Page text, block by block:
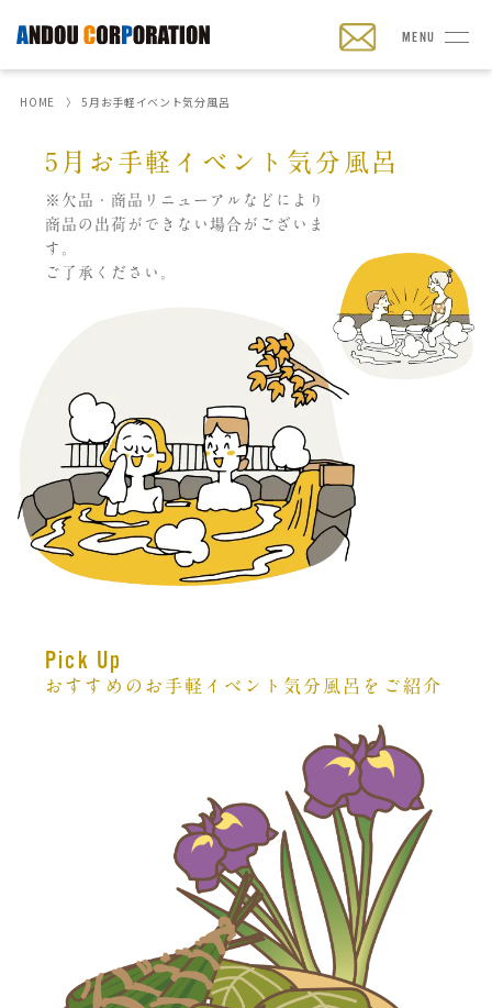
MENU
HOME 5月お手軽イベント気分風呂
5月お手軽イベント気分風呂
※欠品・商品リニューアルなどにより
商品の出荷ができない場合がございま
す。
ご了承ください。
Pick Up
おすすめのお手軽イベント気分風呂をご紹介